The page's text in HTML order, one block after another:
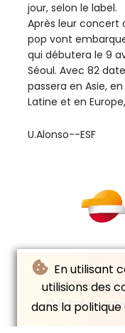
En utilisant
utilisions des
dans la
jour, selon le label.
Après leur concert
pop vont
qui débutera le 9
Séoul. Avec 82
passera en Asie,
Latine et en
U.Alonso--ESF
© El Siglo